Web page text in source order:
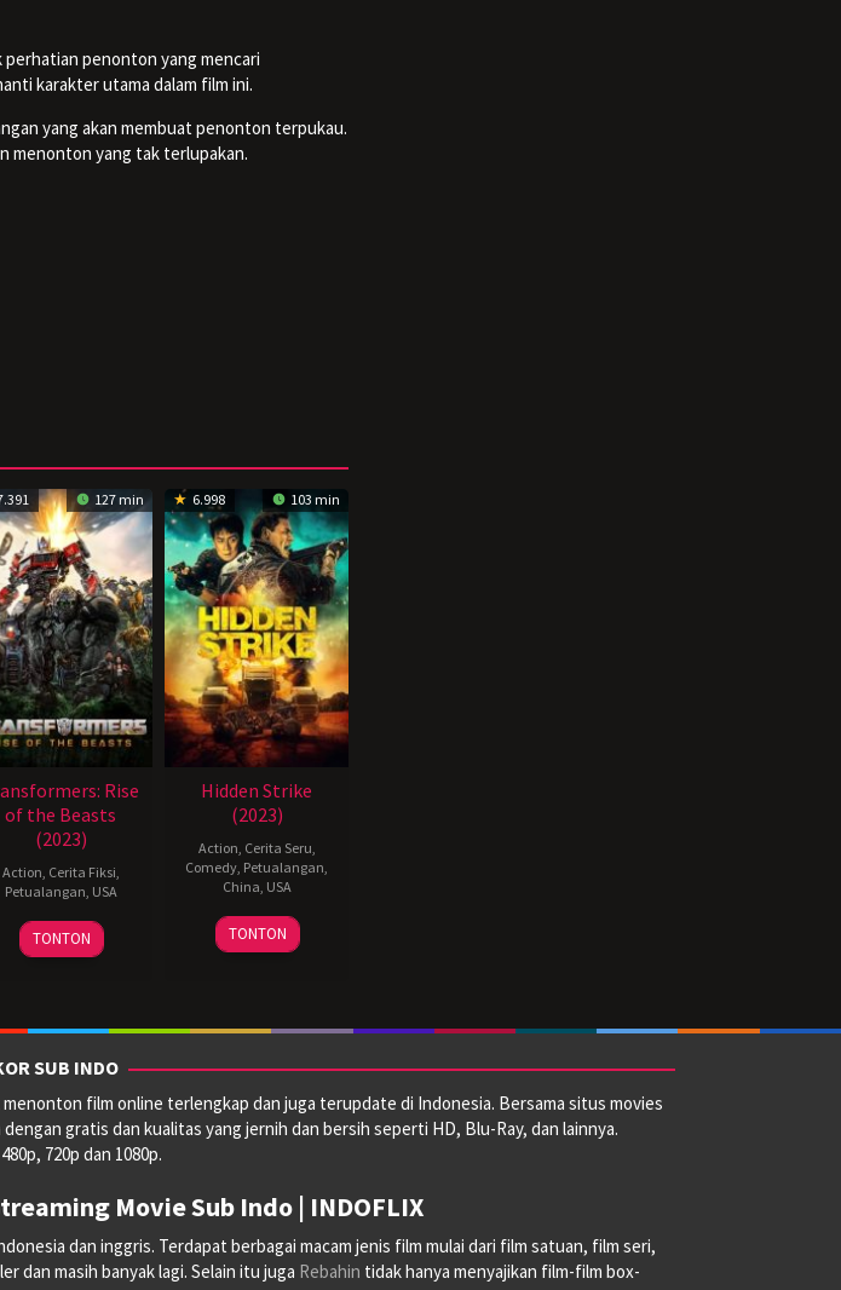
perhatian penonton yang mencari
karakter utama dalam film ini.
yang akan membuat penonton terpukau.
menonton yang tak terlupakan.
127 min
Rise
of the Beasts
(2023)
Action Cerita Fiksi
Petualangan USA
6
Jun
Anthony
Leonardi
TONTON
6.998 103 min
Hidden Strike
(2023)
Action Cerita Seru
Comedy Petualangan
China USA
6
Jul
Scott
Waugh
TONTON
SUB INDO
film online terlengkap dan juga terupdate di Indonesia. Bersama situs movies
gratis dan kualitas yang jernih dan bersih seperti HD, Blu-Ray, dan lainnya.
720p dan 1080p.
Movie Sub Indo | INDOFLIX
dan inggris. Terdapat berbagai macam jenis film mulai dari film satuan, film seri,
dan masih banyak lagi. Selain itu juga Rebahin tidak hanya menyajikan film-film box-